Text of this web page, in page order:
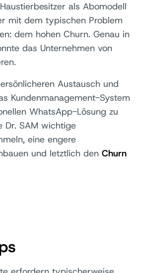
als Abomodell
mit dem typischen Problem
dem hohen Churn. Genau in
das Unternehmen von
Austausch und
Kundenmanagement-System
WhatsApp-Lösung zu
Dr. SAM wichtige
eine engere
und letztlich den Churn